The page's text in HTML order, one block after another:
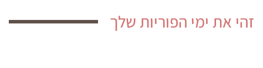
זהי את ימי הפוריות שלך